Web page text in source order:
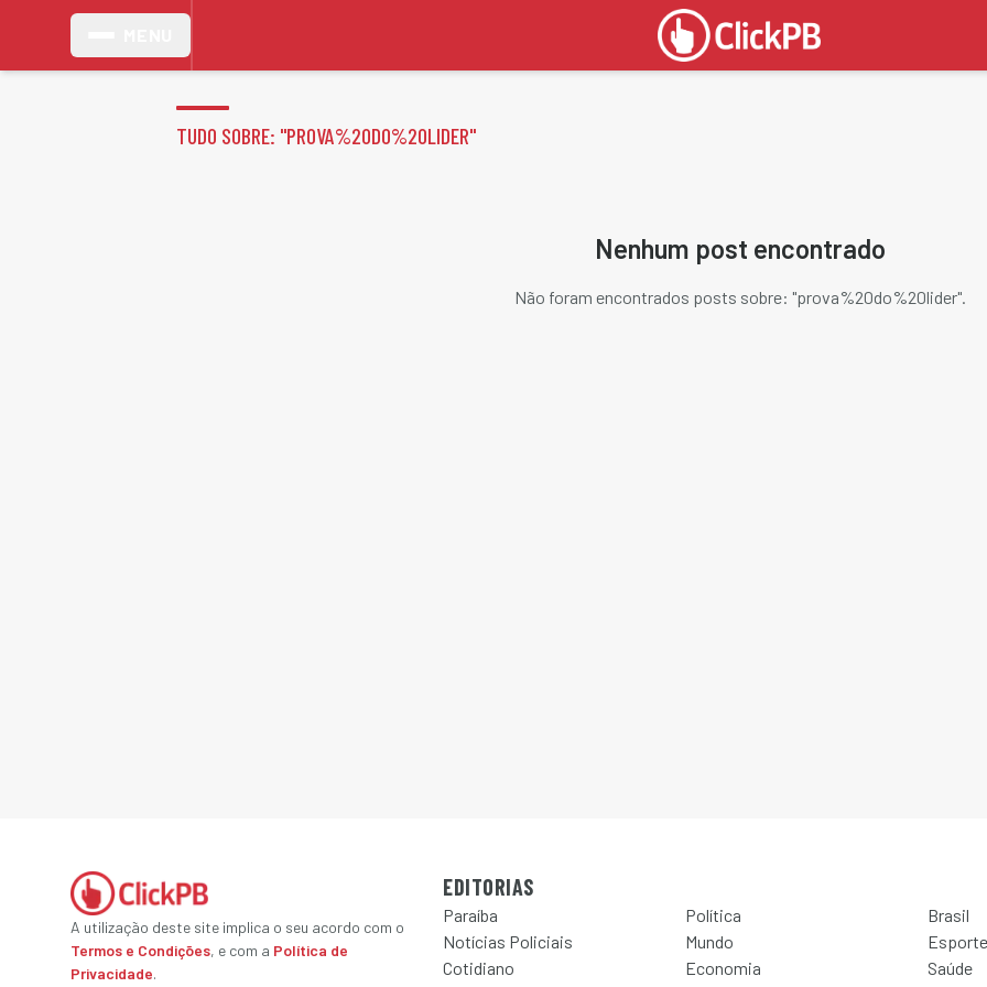
TUDO SOBRE: "PROVA%20DO%20LIDER"
Nenhum post encontrado
Não foram encontrados posts sobre: "prova%20do%20lider".
A utilização deste site implica o seu acordo com o
Termos e Condições, e com a Política de
Privacidade.
EDITORIAS
Paraíba Política
Brasil
Notícias Policiais
Mundo
Esporte
Cotidiano
Economia
Saúde